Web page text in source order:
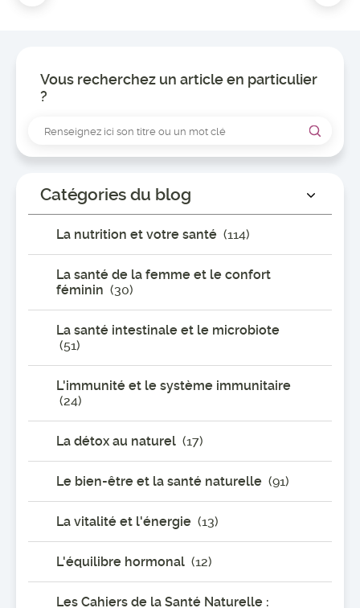
Vous recherchez un article en particulier
?
Catégories du blog
La nutrition et votre santé (114)
La santé de la femme et le confort
féminin (30)
La santé intestinale et le microbiote
(51)
L'immunité et le système immunitaire
(24)
La détox au naturel (17)
Le bien-être et la santé naturelle (91)
La vitalité et l'énergie (13)
L'équilibre hormonal (12)
Les Cahiers de la Santé Naturelle :